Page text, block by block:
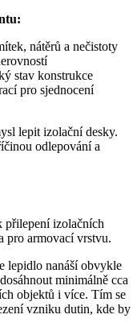
nátěrů a nečistoty
stav konstrukce
pro sjednocení
lepit izolační desky.
odlepování a
přilepení izolačních
pro armovací vrstvu.
lepidlo nanáší obvykle
minimálně cca
objektů i více. Tím se
vzniku dutin, kde by